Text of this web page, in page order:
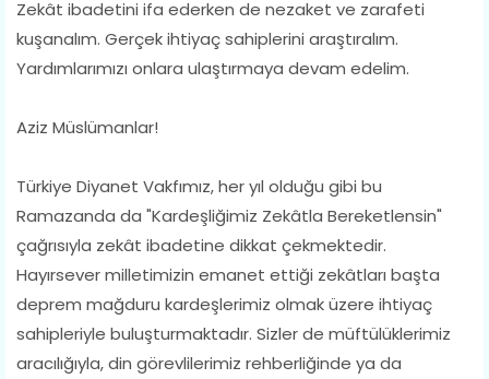
Zekât ibadetini ifa ederken de nezaket ve zarafeti
kuşanalım. Gerçek ihtiyaç sahiplerini araştıralım.
Yardımlarımızı onlara ulaştırmaya devam edelim.
Aziz Müslümanlar!
Türkiye Diyanet Vakfımız, her yıl olduğu gibi bu
Ramazanda da "Kardeşliğimiz Zekâtla Bereketlensin"
çağrısıyla zekât ibadetine dikkat çekmektedir.
Hayırsever milletimizin emanet ettiği zekâtları başta
deprem mağduru kardeşlerimiz olmak üzere ihtiyaç
sahipleriyle buluşturmaktadır. Sizler de müftülüklerimiz
aracılığıyla, din görevlilerimiz rehberliğinde ya da